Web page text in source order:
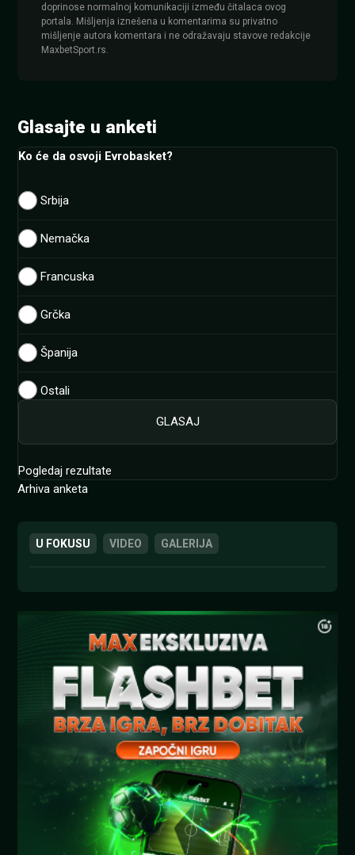
doprinose normalnoj komunikaciji između čitalaca ovog
portala. Mišljenja iznešena u komentarima su privatno
mišljenje autora komentara i ne odražavaju stavove redakcije
MaxbetSport.rs.
Glasajte u anketi
Ko će da osvoji Evrobasket?
Srbija
Nemačka
Francuska
Grčka
Španija
Ostali
Pogledaj rezultate
Arhiva anketa
U FOKUSU VIDEO GALERIJA